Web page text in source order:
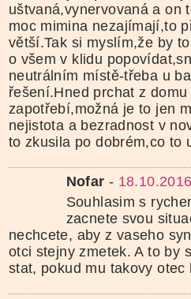
uštvaná,vynervovaná a on
moc mimina nezajímají,to
větší.Tak si myslím,že by
o všem v klidu
neutrálním místě-třeba u
řešení.Hned prchat z
zapotřebí,možná je to jen
nejistota a bezradnost v
to zkusila po dobrém,co to
Nofar -
Souhlasim s
zacnete svou
nechcete, aby z vaseho
otci stejny zmetek. A to by
stat, pokud mu takovy otec